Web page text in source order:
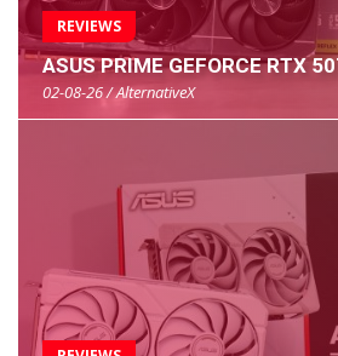
REVIEWS
ASUS PRIME GEFORCE RTX
02-08-26 / AlternativeX